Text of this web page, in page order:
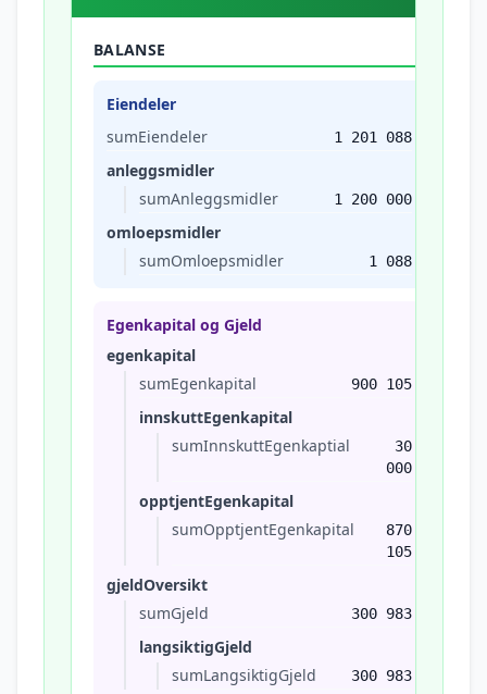
BALANSE
Eiendeler
sumEiendeler
1 201 088
anleggsmidler
sumAnleggsmidler
1 200 000
omloepsmidler
sumOmloepsmidler
1 088
Egenkapital og Gjeld
egenkapital
sumEgenkapital
900 105
innskuttEgenkapital
sumInnskuttEgenkaptial
30
000
opptjentEgenkapital
sumOpptjentEgenkapital
870
105
gjeldOversikt
sumGjeld
300 983
langsiktigGjeld
sumLangsiktigGjeld
300 983